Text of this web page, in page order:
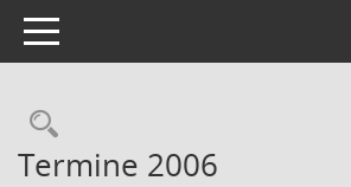
Toggle navigation
Rechercheauswahl
Termine 2006